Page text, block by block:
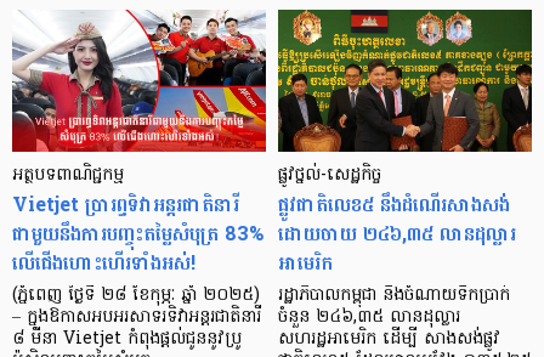
អត្ថបទពាណិជ្ជកម្ម
Vietjet ប្រារព្ធទិវាអន្តរជាតិនារី
ជាមួយនឹងការបញ្ចុះតម្លៃសំបុត្រ 83%
លើជើងហោះហើរទាំងអស់!
(ភ្នំពេញ ថ្ងៃទី ២៨ ខែកុម្ភៈ ឆ្នាំ ២០២៥)
– ក្នុងឱកាសអបអរសាទរទិវាអន្តរជាតិនារី
៨ មីនា Vietjet កំពុងផ្តល់ជូននូវប្រូ
ផ្លូវថ្នល់-សេដ្ឋកិច្ច
ផ្លូវជាតិលេខ៥ នឹងដំណើរសាងសង់
ដោយចាយ ២៤៦,៣៥ លានដុល្លារ
អាមេរិក
រដ្ឋាភិបាលកម្ពុជា នឹងចំណាយទឹកប្រាក់
ចំនួន ២៤៦,៣៥ លានដុល្លារ
សហរដ្ឋអាមេរិក ដើម្បី សាងសង់ផ្លូវ